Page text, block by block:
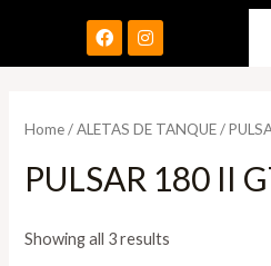
Home/ALETAS DE TANQUE/
PULSAR 180 II
Showing all 3 results